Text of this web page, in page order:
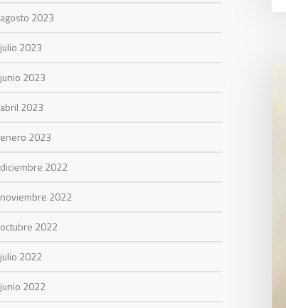
agosto 2023
julio 2023
junio 2023
abril 2023
enero 2023
diciembre 2022
noviembre 2022
octubre 2022
julio 2022
junio 2022